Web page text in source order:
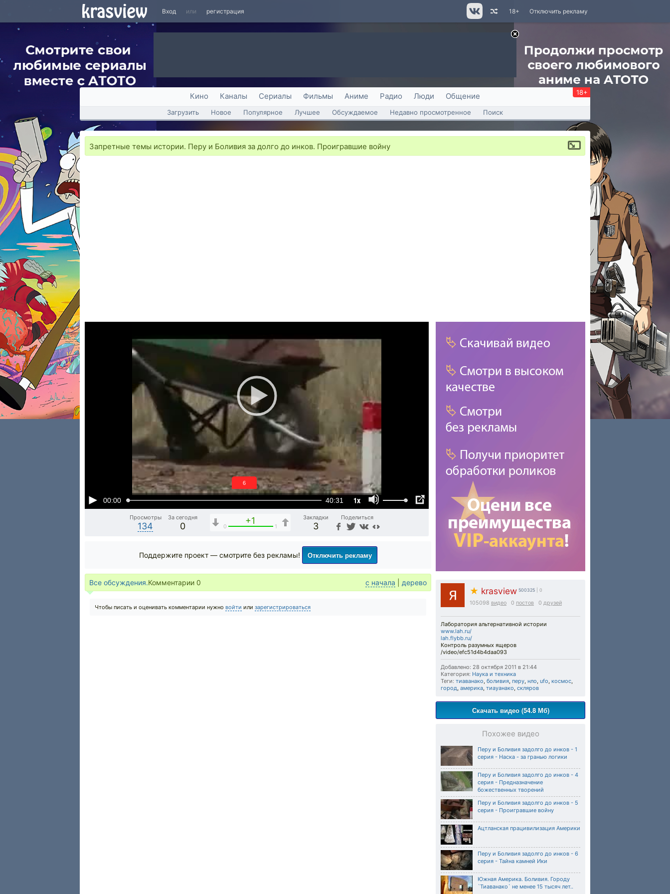
Вход или регистрация Отключить рекламу
18+
Кино Каналы Сериалы Фильмы Аниме Радио Люди Общение 18+
Загрузить Новое Популярное Лучшее Обсуждаемое Недавно просмотренное Поиск
Запретные темы истории. Перу и Боливия за долго до инков. Проигравшие войну
00:00 40:31 1x
6
Просмотры
134
За сегодня
0
+1
0 1
Закладки
3
Поделиться
★ krasview 500325 | 0
105098 видео 0 постов 0 друзей
Лаборатория альтернативной истории
www.lah.ru/
lah.flybb.ru/
Контроль разумных ящеров
/video/efc51d4b4daa093
Добавлено: 28 октября 2011 в 21:44
Категория: Наука и техника
Теги: тиаванако, боливия, перу, нло, ufo, космос,
город, америка, тиауанако, скляров
Скачать видео (54.8 Мб)
Похожее видео
Перу и Боливия задолго до инков - 1
серия - Наска - за гранью логики
Перу и Боливия задолго до инков - 4
серия - Предназначение
божественных творений
Перу и Боливия задолго до инков - 5
серия - Проигравшие войну
Ацтланская працивилизация Америки
Перу и Боливия задолго до инков - 6
серия - Тайна камней Ики
Южная Америка. Боливия. Городу
`Тиаванако` не менее 15 тысяч лет..
Поддержите проект — смотрите без рекламы! Отключить рекламу
Все обсуждения.Комментарии 0 с начала дерево
Чтобы писать и оценивать комментарии нужно войти или зарегистрироваться